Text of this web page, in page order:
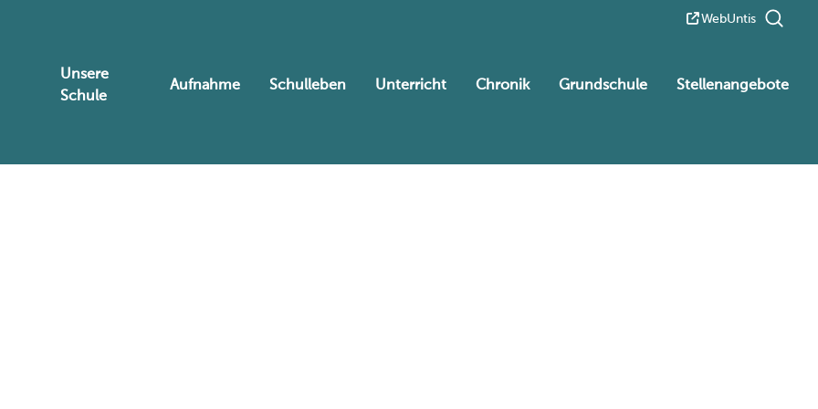
WebUntis
Unsere
Schule
Aufnahme Schulleben Unterricht Chronik Grundschule Stellenangebote